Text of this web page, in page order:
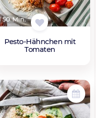
50 Min.
Pesto-Hähnchen mit
Tomaten